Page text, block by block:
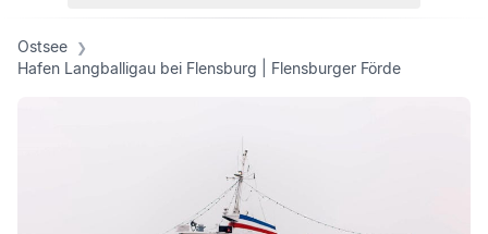
Ostsee
Hafen Langballigau bei Flensburg | Flensburger Förde